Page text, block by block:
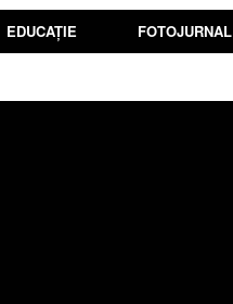
EDUCAȚIE FOTOJURNAL